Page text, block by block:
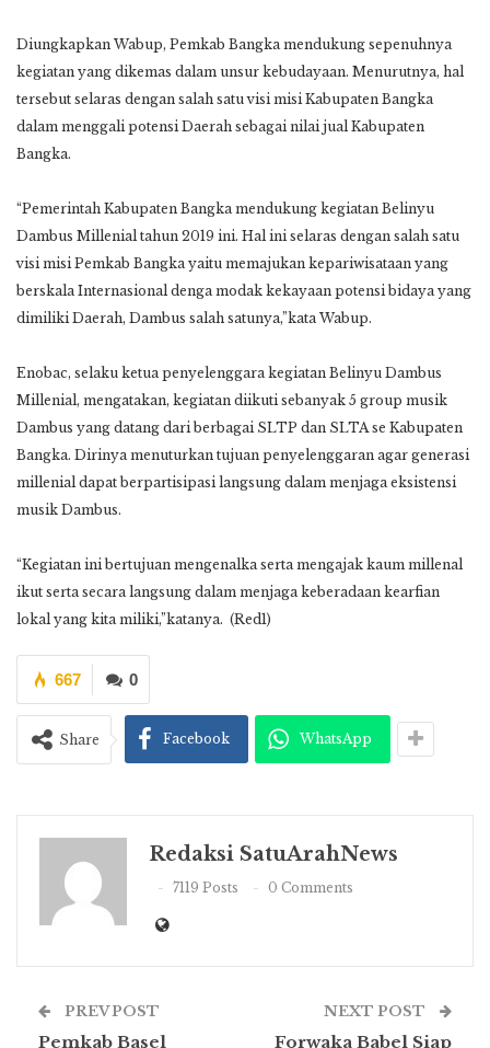
Diungkapkan Wabup, Pemkab Bangka mendukung sepenuhnya
kegiatan yang dikemas dalam unsur kebudayaan. Menurutnya, hal
tersebut selaras dengan salah satu visi misi Kabupaten Bangka
dalam menggali potensi Daerah sebagai nilai jual Kabupaten
Bangka.
“Pemerintah Kabupaten Bangka mendukung kegiatan Belinyu
Dambus Millenial tahun 2019 ini. Hal ini selaras dengan salah satu
visi misi Pemkab Bangka yaitu memajukan kepariwisataan yang
berskala Internasional denga modak kekayaan potensi bidaya yang
dimiliki Daerah, Dambus salah satunya,”kata Wabup.
Enobac, selaku ketua penyelenggara kegiatan Belinyu Dambus
Millenial, mengatakan, kegiatan diikuti sebanyak 5 group musik
Dambus yang datang dari berbagai SLTP dan SLTA se Kabupaten
Bangka. Dirinya menuturkan tujuan penyelenggaran agar generasi
millenial dapat berpartisipasi langsung dalam menjaga eksistensi
musik Dambus.
“Kegiatan ini bertujuan mengenalka serta mengajak kaum millenal
ikut serta secara langsung dalam menjaga keberadaan kearfian
lokal yang kita miliki,”katanya. (Red1)
0
667
Share Facebook WhatsApp
Redaksi SatuArahNews
7119 Posts 0 Comments
PREV POST
Pemkab Basel
NEXT POST
Forwaka Babel Siap